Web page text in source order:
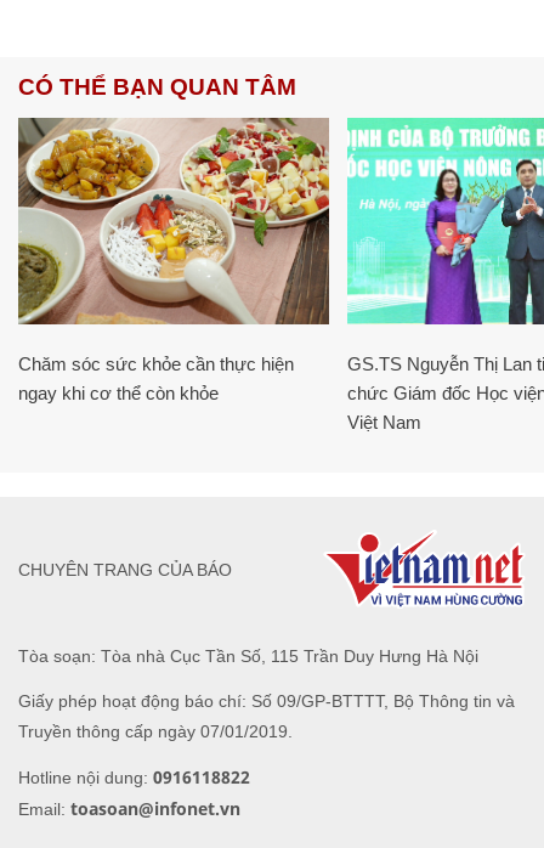
CÓ THỂ BẠN QUAN TÂM
Chăm sóc sức khỏe cần thực hiện
ngay khi cơ thể còn khỏe
GS.TS Nguyễn Thị Lan
chức Giám đốc Học
Việt Nam
Tòa soạn: Tòa nhà Cục Tần Số, 115 Trần Duy Hưng Hà Nội
Giấy phép hoạt động báo chí: Số 09/GP-BTTTT, Bộ Thông tin và
Truyền thông cấp ngày 07/01/2019.
Hotline nội dung: 0916118822
Email: toasoan@infonet.vn
CHUYÊN TRANG CỦA BÁO